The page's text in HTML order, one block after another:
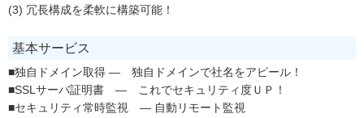
(3) 冗長構成を柔軟に構築可能！
基本サービス
■独自ドメイン取得 ― 独自ドメインで社名をアピール！
■SSLサーバ証明書 ― これでセキュリティ度ＵＰ！
■セキュリティ常時監視 ― 自動リモート監視